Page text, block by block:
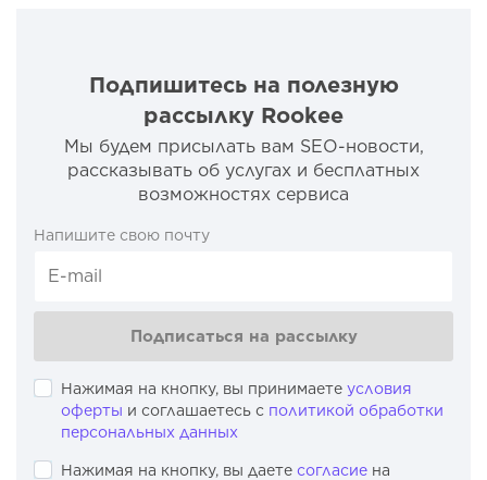
Подпишитесь на полезную
рассылку Rookee
Мы будем присылать вам SEO-новости,
рассказывать об услугах и бесплатных
возможностях сервиса
Напишите свою почту
Подписаться на рассылку
Нажимая на кнопку, вы принимаете условия
оферты и соглашаетесь с политикой обработки
персональных данных
Нажимая на кнопку, вы даете согласие на